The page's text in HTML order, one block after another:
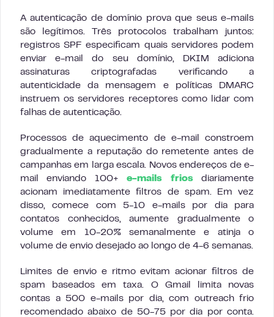
A autenticação de domínio prova que seus e-mails
são legítimos. Três protocolos trabalham juntos:
registros SPF especificam quais servidores podem
enviar e-mail do seu domínio, DKIM adiciona
assinaturas criptografadas verificando a
autenticidade da mensagem e políticas DMARC
instruem os servidores receptores como lidar com
falhas de autenticação.
Processos de aquecimento de e-mail constroem
gradualmente a reputação do remetente antes de
campanhas em larga escala. Novos endereços de e-
mail enviando 100+e-mails friosdiariamente
acionam imediatamente filtros de spam. Em vez
disso, comece com 5-10 e-mails por dia para
contatos conhecidos, aumente gradualmente o
volume em 10-20% semanalmente e atinja o
volume de envio desejado ao longo de 4-6 semanas.
Limites de envio e ritmo evitam acionar filtros de
spam baseados em taxa. O Gmail limita novas
contas a 500 e-mails por dia, com outreach frio
recomendado abaixo de 50-75 por dia por conta.